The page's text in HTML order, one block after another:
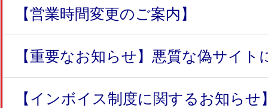
【営業時間変更のご案内】
【重要なお知らせ】悪質な偽サイト
【インボイス制度に関するお知らせ